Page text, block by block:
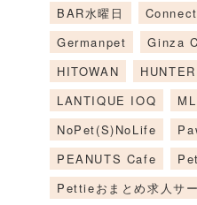
BAR水曜日
Germanpet
Ginza
HITOWAN
HUNTER
LANTIQUE IOQ
NoPet(S)NoLife
PEANUTS Cafe
Pettieおまとめ求人サ